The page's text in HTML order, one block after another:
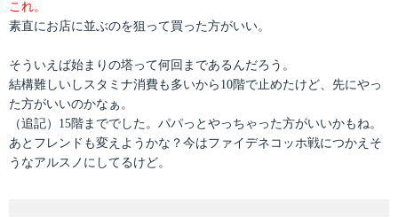
これ。
素直にお店に並ぶのを狙って買った方がいい。
そういえば始まりの塔って何回まであるんだろう。
結構難しいしスタミナ消費も多いから10階で止めたけど、先にやっ
た方がいいのかなぁ。
（追記）15階まででした。パパっとやっちゃった方がいいかもね。
あとフレンドも変えようかな？今はファイデネコッホ戦につかえそ
うなアルスノにしてるけど。